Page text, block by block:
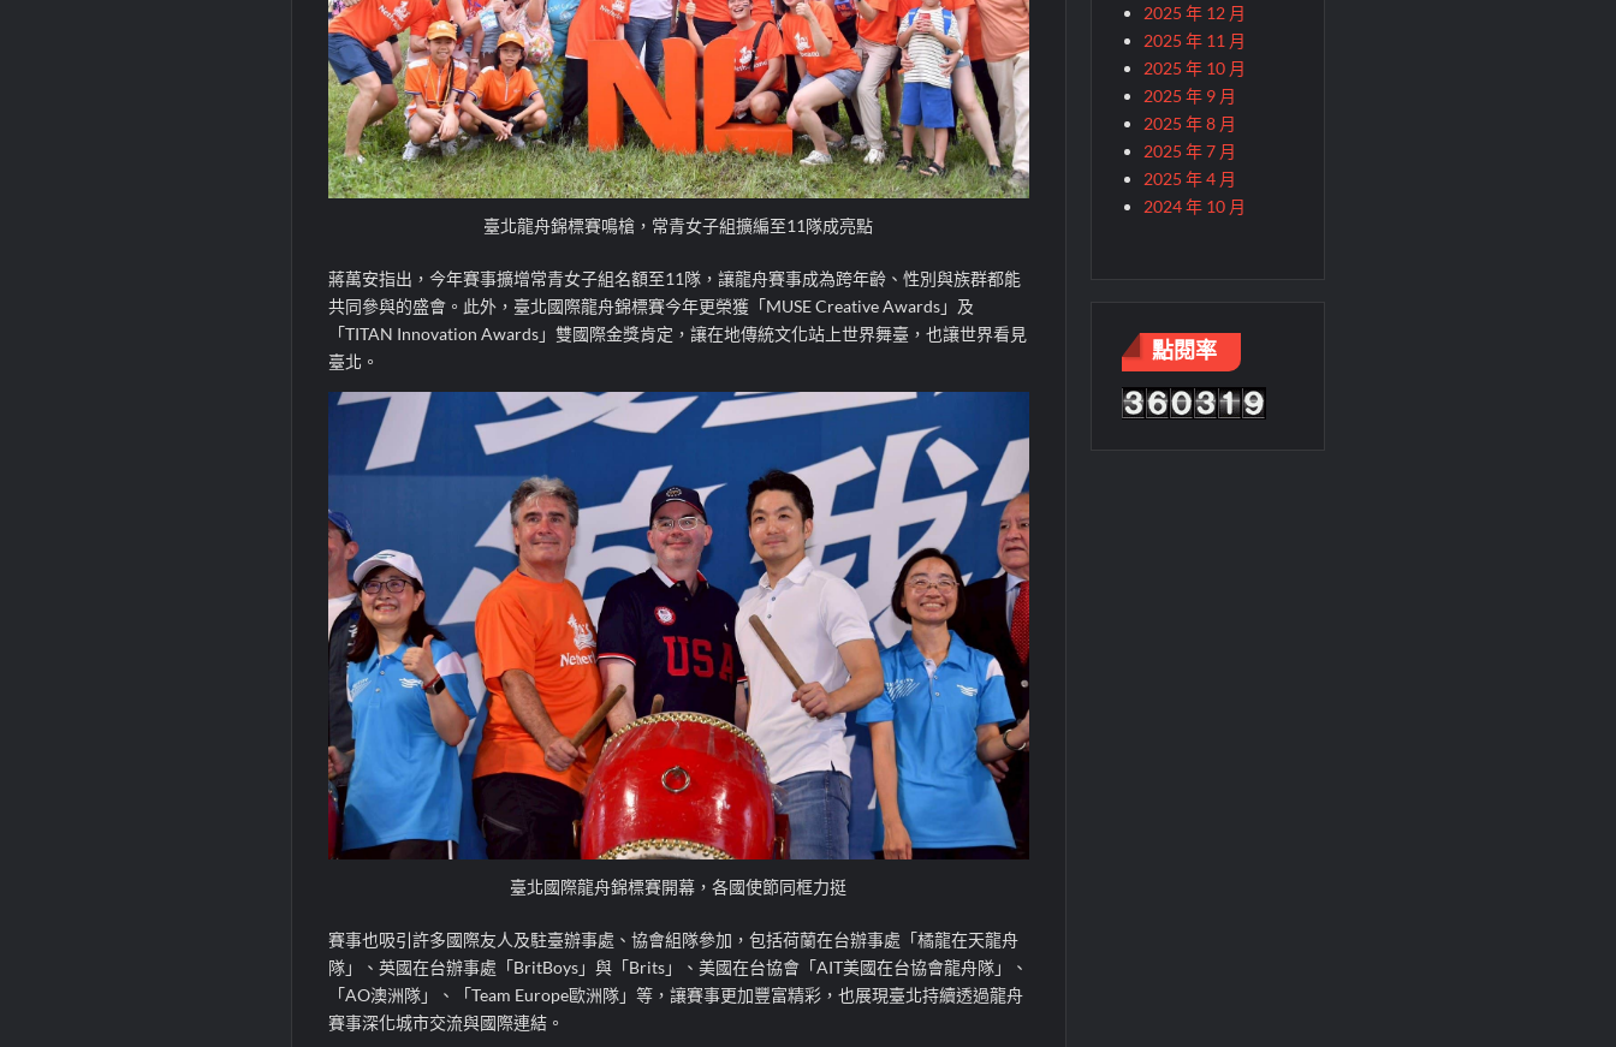
臺北龍舟錦標賽鳴槍，常青女子組擴編至11隊成亮點
蔣萬安指出，今年賽事擴增常青女子組名額至11隊，讓龍舟賽事成為跨年齡、性別與族群都能
共同參與的盛會。此外，臺北國際龍舟錦標賽今年更榮獲「MUSE Creative Awards」及
「TITAN Innovation Awards」雙國際金獎肯定，讓在地傳統文化站上世界舞臺，也讓世界看見
臺北。
臺北國際龍舟錦標賽開幕，各國使節同框力挺
賽事也吸引許多國際友人及駐臺辦事處、協會組隊參加，包括荷蘭在台辦事處「橘龍在天龍舟
隊」、英國在台辦事處「BritBoys」與「Brits」、美國在台協會「AIT美國在台協會龍舟隊」、
「AO澳洲隊」、「Team Europe歐洲隊」等，讓賽事更加豐富精彩，也展現臺北持續透過龍舟
賽事深化城市交流與國際連結。
2025 年 12 月
2025 年 11 月
2025 年 10 月
2025 年 9 月
2025 年 8 月
2025 年 7 月
2025 年 4 月
2024 年 10 月
點閱率